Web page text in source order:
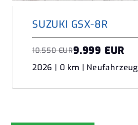
SUZUKI GSX-8R
10.550 EUR9.999 EUR
2026 | 0 km | Neufahrzeug